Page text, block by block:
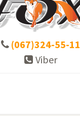
(067)324-55-11
Viber